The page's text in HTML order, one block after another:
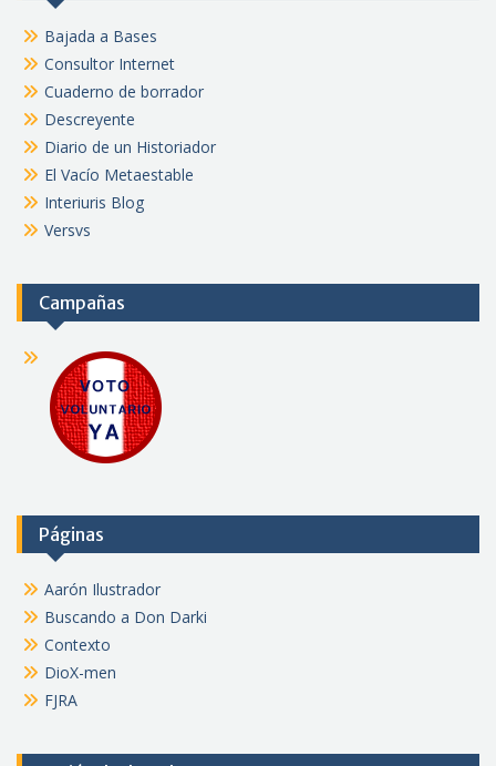
Bajada a Bases
Consultor Internet
Cuaderno de borrador
Descreyente
Diario de un Historiador
El Vacío Metaestable
Interiuris Blog
Versvs
Campañas
Páginas
Aarón Ilustrador
Buscando a Don Darki
Contexto
DioX-men
FJRA